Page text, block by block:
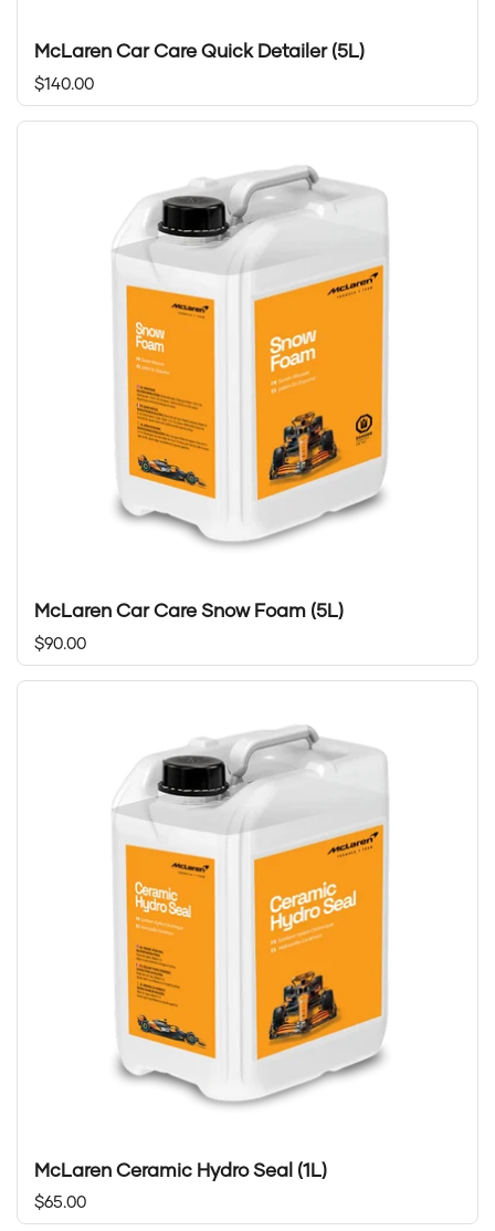
McLaren Car Care Quick Detailer (5L)
Prix régulier
$140.00
McLaren Car Care Snow Foam (5L)
Prix régulier
$90.00
McLaren Ceramic Hydro Seal (1L)
Prix régulier
$65.00